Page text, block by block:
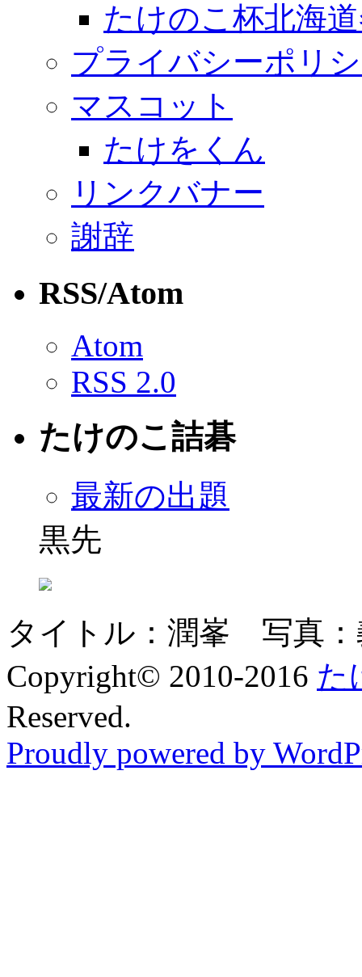
たけのこ杯北海
プライバシーポリ
マスコット
たけをくん
リンクバナー
謝辞
RSS/Atom
Atom
RSS 2.0
たけのこ詰碁
最新の出題
黒先
タイトル：潤峯 写真
Copyright© 2010-2016 た
Reserved.
Proudly powered by